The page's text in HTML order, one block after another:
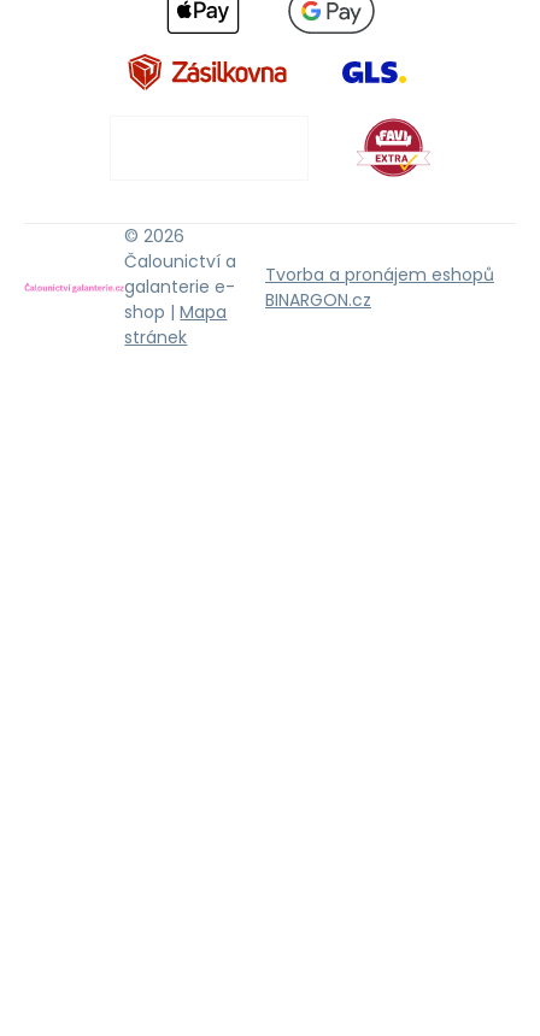
© 2026
Čalounictví a
galanterie e-
shop |Mapa
stránek
Tvorba a pronájem eshopů
BINARGON.cz